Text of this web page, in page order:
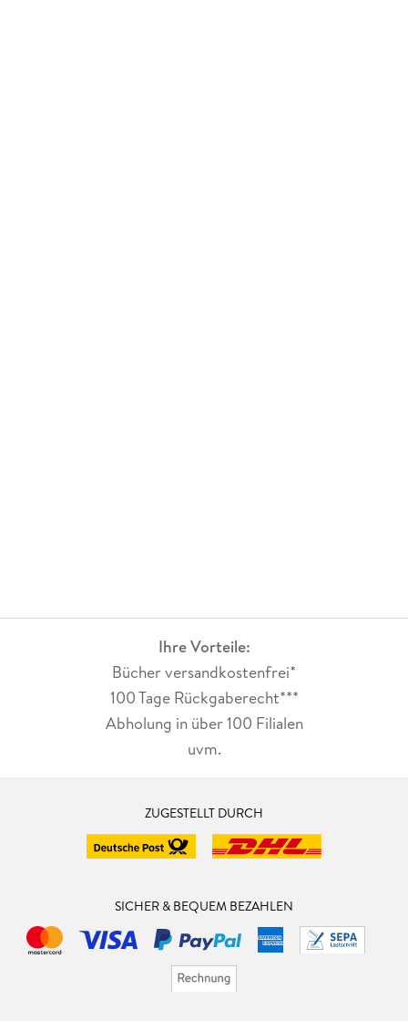
Ihre Vorteile:
Bücher versandkostenfrei*
100 Tage Rückgaberecht***
Abholung in über 100 Filialen
uvm.
ZUGESTELLT DURCH
SICHER & BEQUEM BEZAHLEN